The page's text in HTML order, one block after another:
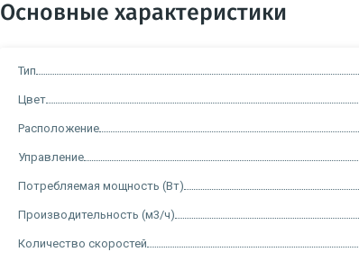
Основные характеристики
Тип
Цвет
Расположение
Управление
Потребляемая мощность (Вт)
Производительность (м3/ч)
Количество скоростей